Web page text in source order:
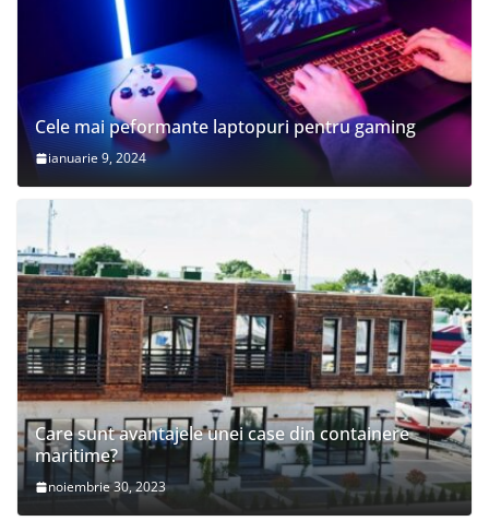
Cele mai peformante laptopuri pentru gaming
ianuarie 9, 2024
Care sunt avantajele unei case din containere
maritime?
noiembrie 30, 2023